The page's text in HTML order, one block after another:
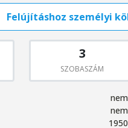
Felújításhoz személyi
3
SZOBASZÁM
nem
nem
1950